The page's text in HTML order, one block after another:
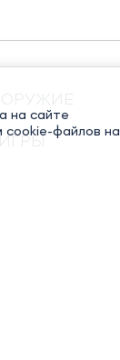
на сайте
cookie-файлов на